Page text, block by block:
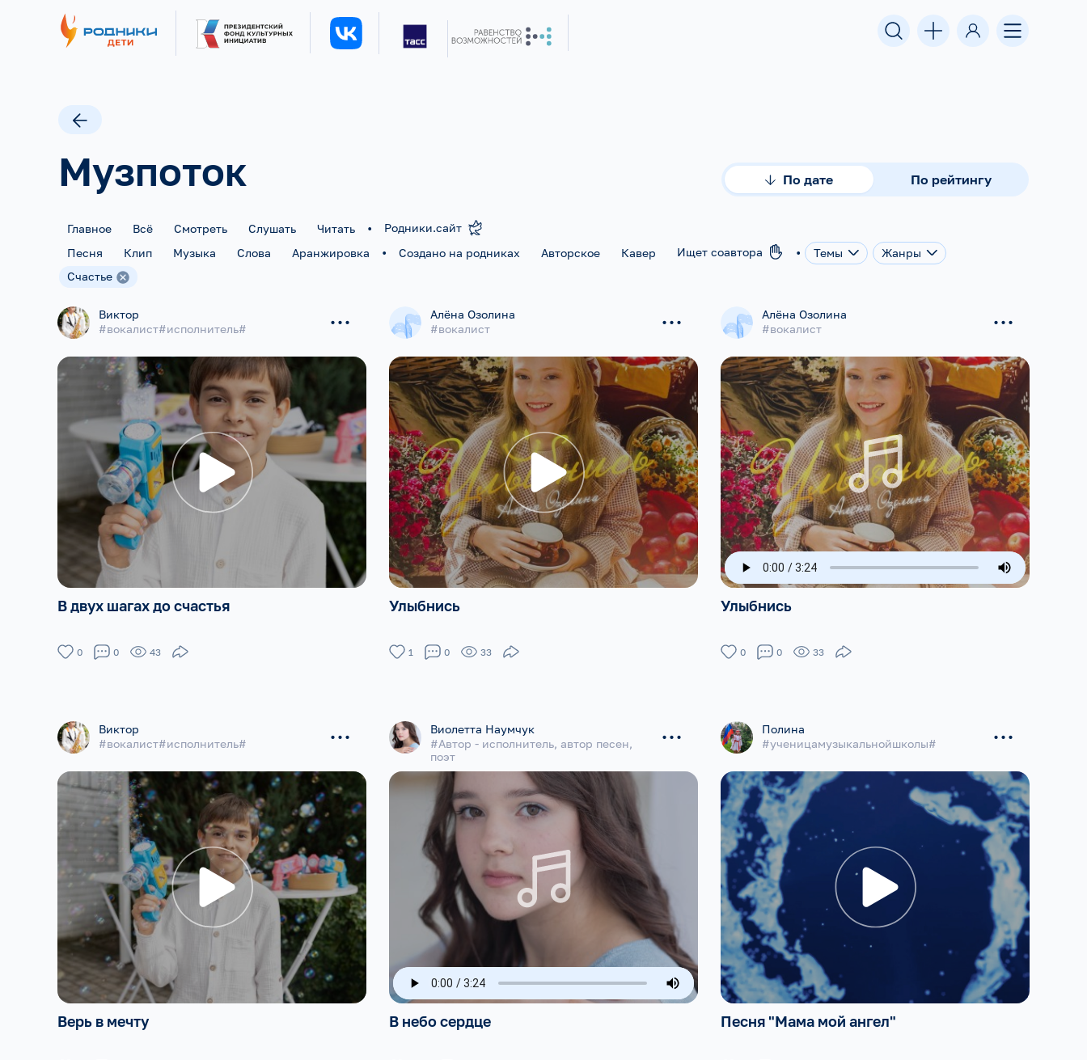
Музпоток По дате По рейтингу
Главное Всё Смотреть Слушать Читать •
Родники.сайт
Песня
Клип Музыка Слова Аранжировка • Создано на родниках Авторское Кавер Ищет соавтора • Темы
Жанры
Счастье
Виктор
#вокалист#исполнитель#
...
В двух шагах до счастья
0 0 43
Алёна Озолина
#вокалист
...
Улыбнись
1 0 33
Алёна Озолина
#вокалист
...
Улыбнись
0 0 33
Виктор
#вокалист#исполнитель#
...
Верь в мечту
Виолетта Наумчук
#Автор - исполнитель, автор песен,
поэт
...
В небо сердце
Полина
#ученицамузыкальнойшколы#
...
Песня "Мама мой ангел"